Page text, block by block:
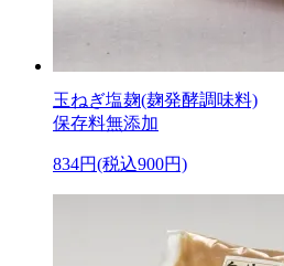
玉ねぎ塩麹(麹発酵調味料)
保存料無添加
834円(税込900円)